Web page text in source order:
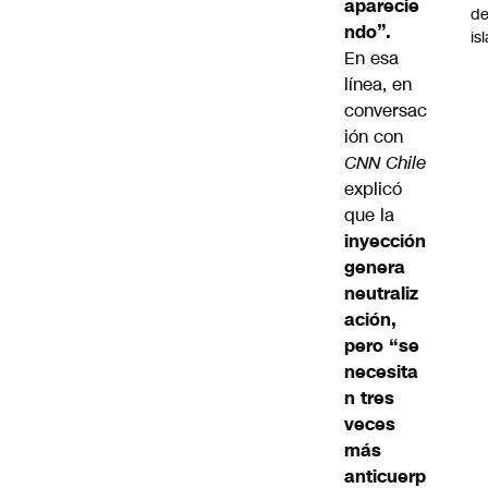
aparecie
ndo”.
En esa
línea, en
conversac
ión con
CNN Chile
explicó
que la
inyección
genera
neutraliz
ación,
pero “se
necesita
n tres
veces
más
anticuerp